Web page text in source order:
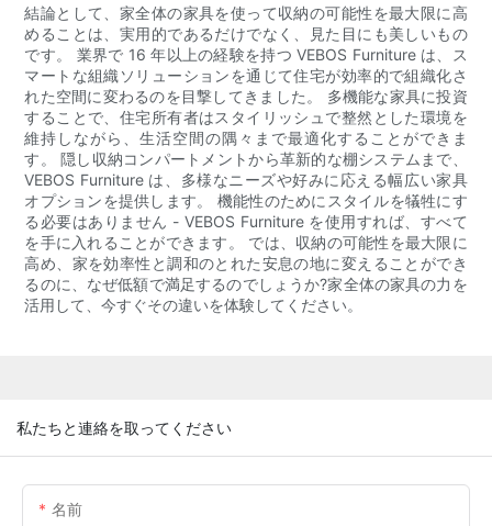
結論として、家全体の家具を使って収納の可能性を最大限に高
めることは、実用的であるだけでなく、見た目にも美しいもの
です。 業界で 16 年以上の経験を持つ VEBOS Furniture は、ス
マートな組織ソリューションを通じて住宅が効率的で組織化さ
れた空間に変わるのを目撃してきました。 多機能な家具に投資
することで、住宅所有者はスタイリッシュで整然とした環境を
維持しながら、生活空間の隅々まで最適化することができま
す。 隠し収納コンパートメントから革新的な棚システムまで、
VEBOS Furniture は、多様なニーズや好みに応える幅広い家具
オプションを提供します。 機能性のためにスタイルを犠牲にす
る必要はありません - VEBOS Furniture を使用すれば、すべて
を手に入れることができます。 では、収納の可能性を最大限に
高め、家を効率性と調和のとれた安息の地に変えることができ
るのに、なぜ低額で満足するのでしょうか?家全体の家具の力を
活用して、今すぐその違いを体験してください。
私たちと連絡を取ってください
名前